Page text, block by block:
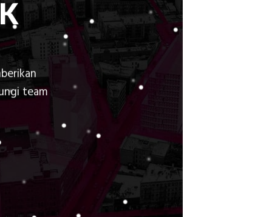
team